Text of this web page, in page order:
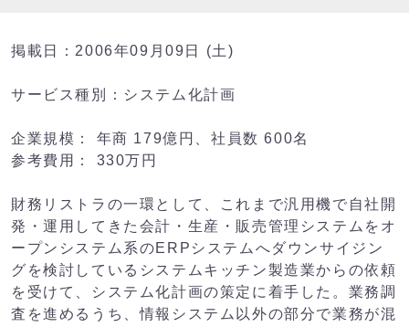
掲載日：2006年09月09日 (土)
サービス種別：システム化計画
企業規模： 年商 179億円、社員数 600名
参考費用： 330万円
財務リストラの一環として、これまで汎用機で自社開
発・運用してきた会計・生産・販売管理システムをオ
ープンシステム系のERPシステムへダウンサイジン
グを検討しているシステムキッチン製造業からの依頼
を受けて、システム化計画の策定に着手した。業務調
査を進めるうち、情報システム以外の部分で業務が混